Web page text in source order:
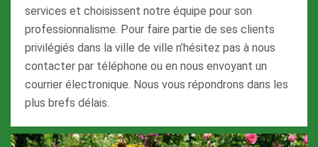
services et choisissent notre équipe pour son
professionnalisme. Pour faire partie de ses clients
privilégiés dans la ville de ville n’hésitez pas à nous
contacter par téléphone ou en nous envoyant un
courrier électronique. Nous vous répondrons dans les
plus brefs délais.